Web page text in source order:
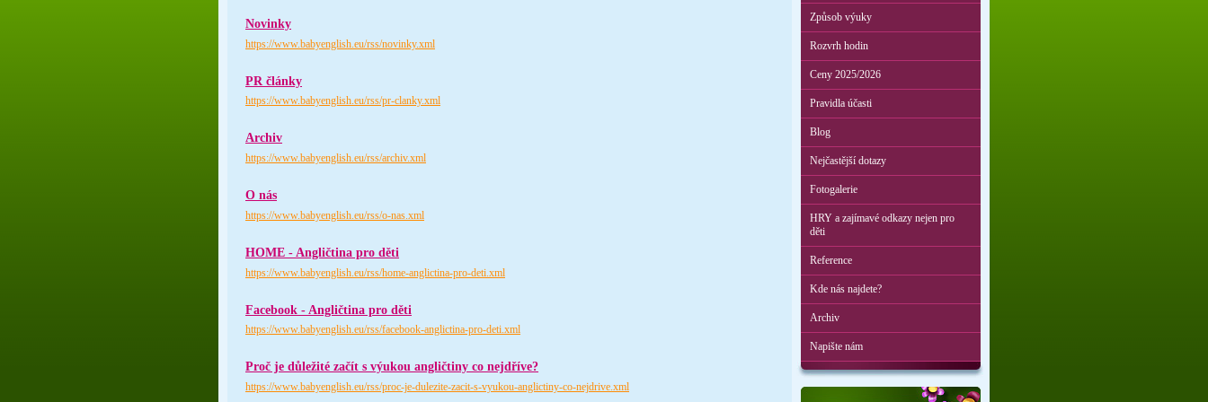
Novinky
https://www.babyenglish.eu/rss/novinky.xml
PR články
https://www.babyenglish.eu/rss/pr-clanky.xml
Archiv
https://www.babyenglish.eu/rss/archiv.xml
O nás
https://www.babyenglish.eu/rss/o-nas.xml
HOME - Angličtina pro děti
https://www.babyenglish.eu/rss/home-anglictina-pro-deti.xml
Facebook - Angličtina pro děti
https://www.babyenglish.eu/rss/facebook-anglictina-pro-deti.xml
Proč je důležité začít s výukou angličtiny co nejdříve?
https://www.babyenglish.eu/rss/proc-je-dulezite-zacit-s-vyukou-anglictiny-co-nejdrive.xml
Způsob výuky
Rozvrh hodin
Ceny 2025/2026
Pravidla účasti
Blog
Nejčastější dotazy
Fotogalerie
HRY a zajímavé odkazy nejen pro
děti
Reference
Kde nás najdete?
Archiv
Napište nám